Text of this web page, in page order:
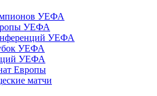
УЕФА
УЕФА
УЕФА
УЕФА
УЕФА
Европы
матчи